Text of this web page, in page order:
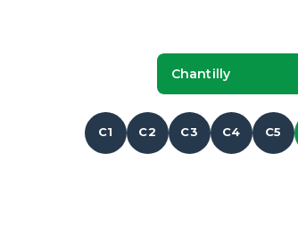
Chantilly
C1 C2 C3 C4 C5